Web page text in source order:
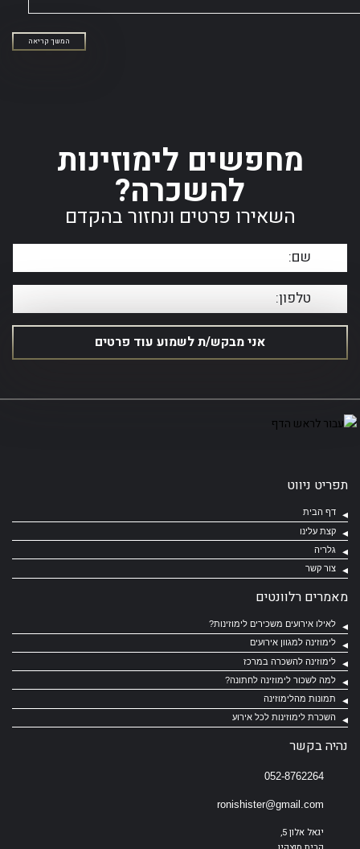
המשך קריאה
מחפשים לימוזינות
להשכרה?
השאירו פרטים ונחזור בהקדם
תפריט ניווט
דף הבית
קצת עלינו
גלריה
צור קשר
מאמרים רלוונטים
לאילו אירועים משכירים לימוזינות?
לימוזינה למגוון אירועים
לימוזינה להשכרה במרכז
למה לשכור לימוזינה לחתונה?
תמונות מהלימוזינה
השכרת לימוזינות לכל אירוע
נהיה בקשר
052-8762264
ronishister@gmail.com
יגאל אלון 5,